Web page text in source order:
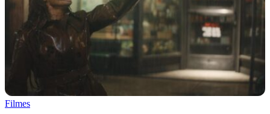
Filmes